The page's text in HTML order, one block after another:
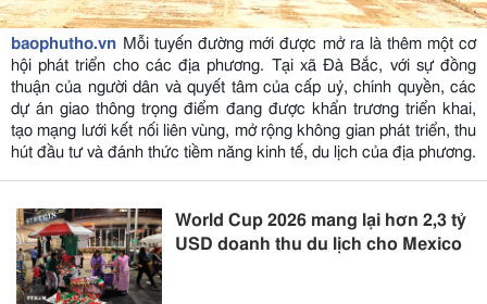
baophutho.vn Mỗi tuyến đường mới được mở ra là thêm một cơ
hội phát triển cho các địa phương. Tại xã Đà Bắc, với sự đồng
thuận của người dân và quyết tâm của cấp uỷ, chính quyền, các
dự án giao thông trọng điểm đang được khẩn trương triển khai,
tạo mạng lưới kết nối liên vùng, mở rộng không gian phát triển, thu
hút đầu tư và đánh thức tiềm năng kinh tế, du lịch của địa phương.
World Cup 2026 mang lại hơn 2,3 tỷ
USD doanh thu du lịch cho Mexico